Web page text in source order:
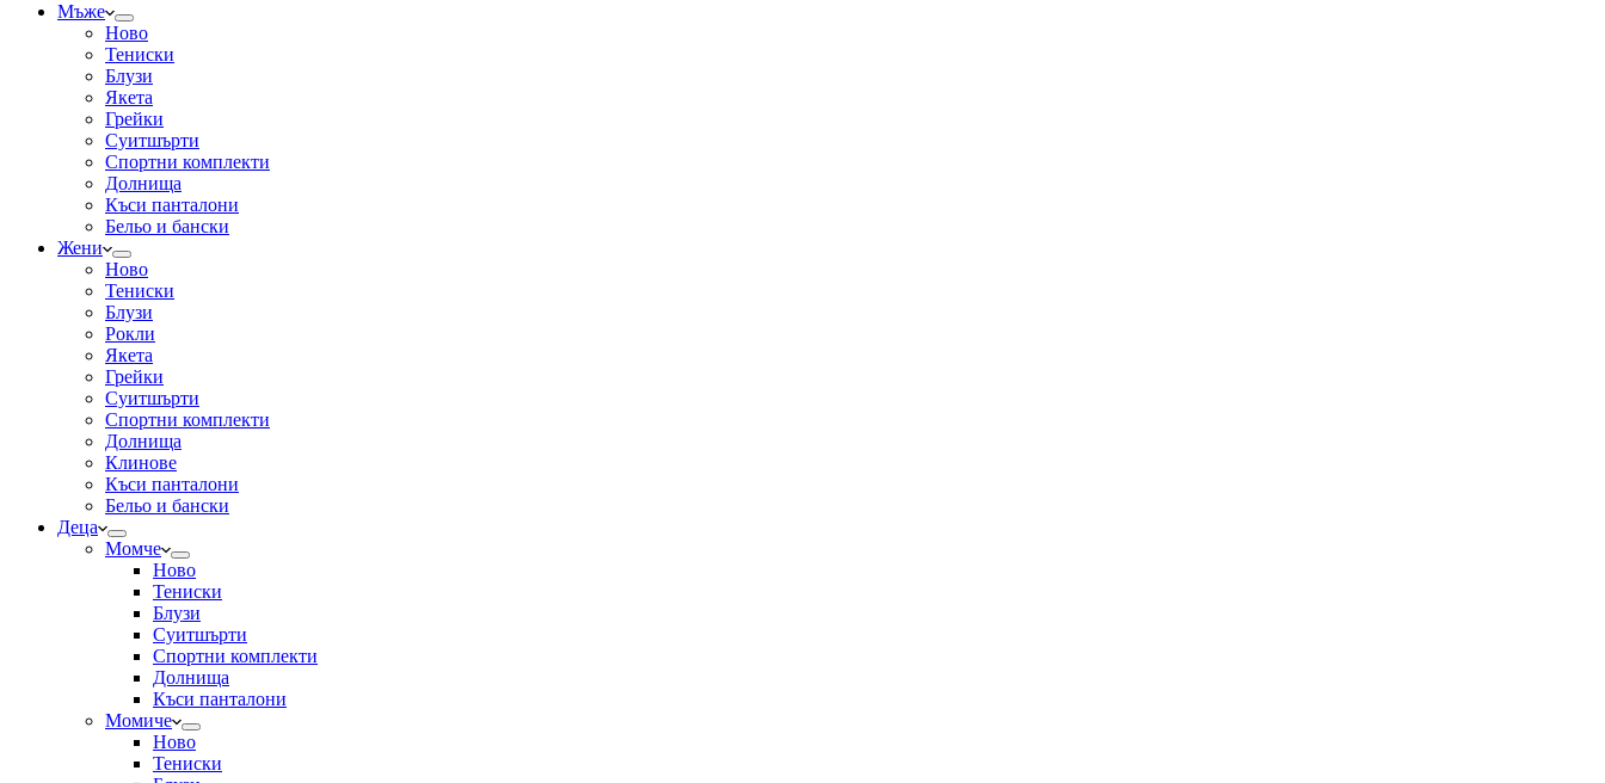
Мъже
Ново
Тениски
Блузи
Якета
Грейки
Суитшърти
Спортни комплекти
Долнища
Къси панталони
Бельо и бански
Жени
Ново
Тениски
Блузи
Рокли
Якета
Грейки
Суитшърти
Спортни комплекти
Долнища
Клинове
Къси панталони
Бельо и бански
Деца
Момче
Ново
Тениски
Блузи
Суитшърти
Спортни комплекти
Долнища
Къси панталони
Момиче
Ново
Тениски